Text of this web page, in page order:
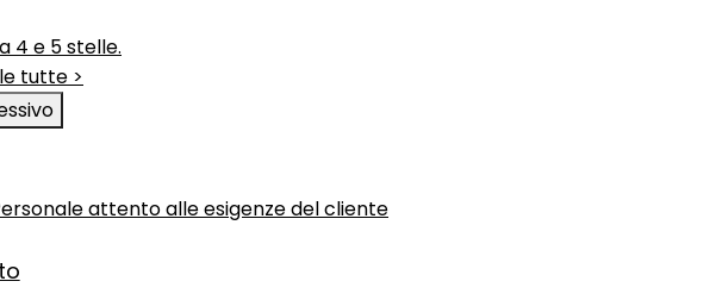
4 e 5 stelle.
tutte >
attento alle esigenze del cliente